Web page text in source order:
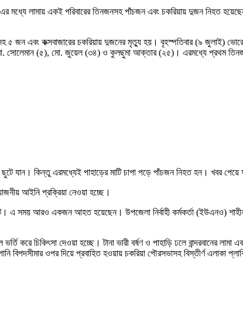
মধ্যে লামায় একই পরিবারের তিনজনসহ পাঁচজন এবং চকরিয়ায় দুজন নিহত
৫ জন এবং কক্সবাজারের চকরিয়ায় দুজনের মৃত্যু হয়। বৃহস্পতিবার (৯ জুলাই)
সোলেমান (৫), মো. জুয়েল (৩৪) ও কুলছুমা আক্তার (২৫)। এরমধ্যে প্রথম তিনজন
যান। কিন্তু এরমধ্যেই পাহাড়ের মাটি চাপা পড়ে পাঁচজন নিহত হন। খবর পেয়ে
আইনি প্রক্রিয়া নেওয়া হচ্ছে।
এ সময় আরও একজন আহত হয়েছেন। উপজেলা নির্বাহী কর্মকর্তা (ইউএনও)
চিকিৎসা দেওয়া হচ্ছে। টানা ভারী বর্ষণ ও পাহাড়ি ঢলে বান্দরবানের লামা
ওপর দিয়ে প্রবাহিত হওয়ায় চকরিয়া পৌরসভাসহ বিস্তীর্ণ এলাকা